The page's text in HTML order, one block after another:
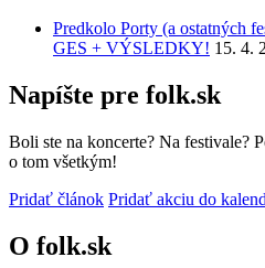
Predkolo Porty (a ostatných
GES + VÝSLEDKY! 15. 4.
Napíšte pre folk.sk
Boli ste na koncerte? Na festivale?
o tom všetkým!
Pridať článok Pridať akciu do
O folk.sk